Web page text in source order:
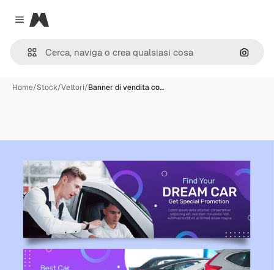
Close menu
Magnific
Cerca
Home/Stock/Vettori/Banner di vendita co…